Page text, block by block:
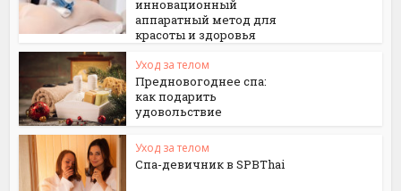
инновационный
аппаратный метод для
красоты и здоровья
Уход за телом
Предновогоднее спа:
как подарить
удовольствие
Уход за телом
Спа-девичник в SPBThai